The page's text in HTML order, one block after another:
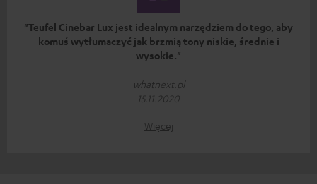
"Teufel Cinebar Lux jest idealnym narzędziem do tego, aby
komuś wytłumaczyć jak brzmią tony niskie, średnie i
wysokie."
whatnext.pl
15.11.2020
Więcej